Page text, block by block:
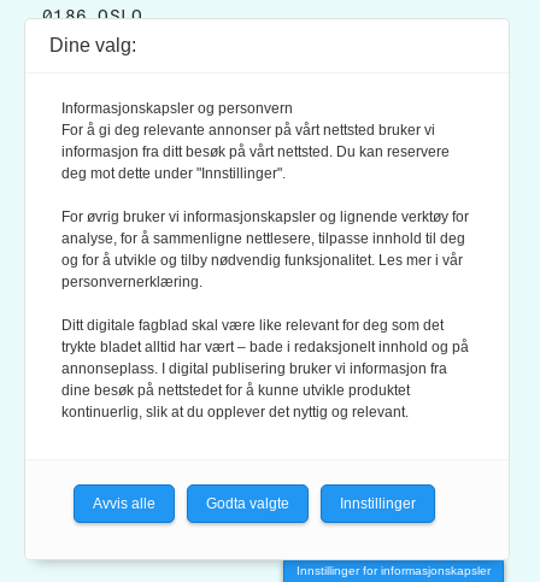
0186 OSLO
POSTBOKS 9007 GRØNLAND
0133 OSLO
LES OGSÅ:
KONTEKSTS PERSONVERN-POLICY
KONTEKST ER MEDLEM AV FAGPRESSEN OG
VÆR VARSOM-PLAKATEN
Innstillinger for informasjonskapsler
Dine valg:
Informasjonskapsler og personvern
For å gi deg relevante annonser på vårt nettsted bruker vi
informasjon fra ditt besøk på vårt nettsted. Du kan reservere
deg mot dette under "Innstillinger".
For øvrig bruker vi informasjonskapsler og lignende verktøy for
analyse, for å sammenligne nettlesere, tilpasse innhold til deg
og for å utvikle og tilby nødvendig funksjonalitet. Les mer i vår
personvernerklæring.
Ditt digitale fagblad skal være like relevant for deg som det
trykte bladet alltid har vært – bade i redaksjonelt innhold og på
annonseplass. I digital publisering bruker vi informasjon fra
dine besøk på nettstedet for å kunne utvikle produktet
kontinuerlig, slik at du opplever det nyttig og relevant.
Avvis alle Godta valgte Innstillinger